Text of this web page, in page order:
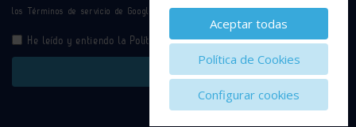
los Términos de servicio de Google.
He leído y entiendo la Política de Privacidad
Enviar
Aceptar todas
Política de Cookies
Configurar cookies